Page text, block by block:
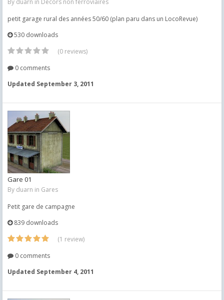
By duarn in Décors non ferroviaires
petit garage rural des années 50/60 (plan paru dans un LocoRevue)
530 downloads
(0 reviews)
0 comments
Updated September 3, 2011
Gare 01
By duarn in Gares
Petit gare de campagne
839 downloads
(1 review)
0 comments
Updated September 4, 2011